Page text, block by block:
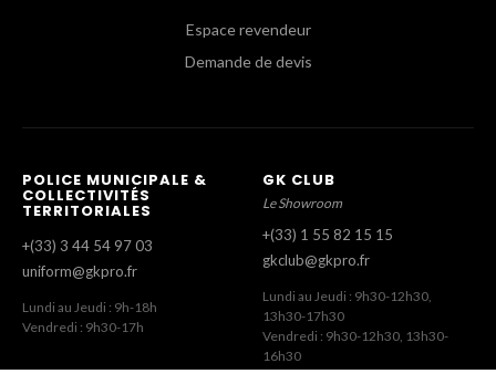
Espace revendeur
Demande de devis
POLICE MUNICIPALE &
COLLECTIVITÉS
TERRITORIALES
+(33) 3 44 54 97 03
uniform@gkpro.fr
Lundi au Jeudi : 9h-18h
Vendredi : 9h30-17h
GK CLUB
Le Showroom
+(33) 1 55 82 15 15
gkclub@gkpro.fr
Lundi au Jeudi : 9h30-12h30,
13h30-17h30
Vendredi : 9h30-12h30, 13h30-
16h30